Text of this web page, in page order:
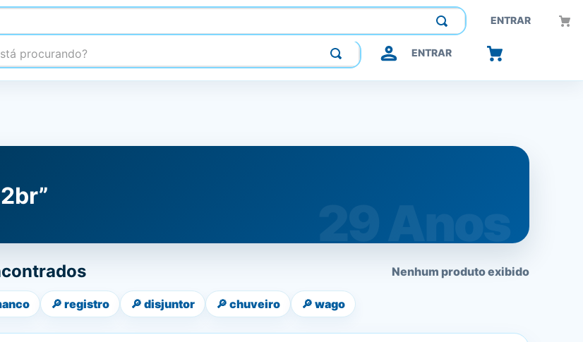
ENTRAR
Construindo confiança, inovando o futuro.
procurando? ENTRAR
Nenhum produto exibido
🔎 registro 🔎 disjuntor 🔎 chuveiro 🔎 wago